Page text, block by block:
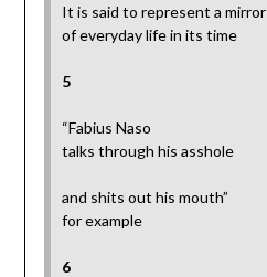
It is said to represent a mirror
of everyday life in its time
5
“Fabius Naso
talks through his asshole
and shits out his mouth”
for example
6